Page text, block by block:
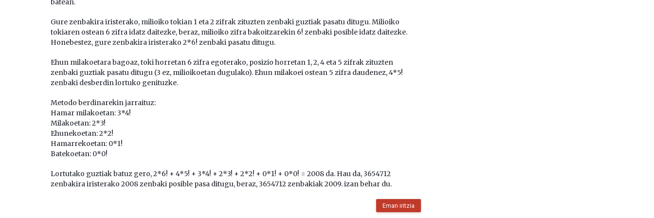
batean.
Gure zenbakira iristerako, milioiko tokian 1 eta 2 zifrak zituzten zenbaki guztiak pasatu ditugu. Milioiko
tokiaren ostean 6 zifra idatz daitezke, beraz, milioiko zifra bakoitzarekin 6! zenbaki posible idatz daitezke.
Honebestez, gure zenbakira iristerako 2*6! zenbaki pasatu ditugu.
Ehun milakoetara bagoaz, toki horretan 6 zifra egoterako, posizio horretan 1, 2, 4 eta 5 zifrak zituzten
zenbaki guztiak pasatu ditugu (3 ez, milioikoetan dugulako). Ehun milakoei ostean 5 zifra daudenez, 4*5!
zenbaki desberdin lortuko genituzke.
Metodo berdinarekin jarraituz:
Hamar milakoetan: 3*4!
Milakoetan: 2*3!
Ehunekoetan: 2*2!
Hamarrekoetan: 0*1!
Batekoetan: 0*0!
Lortutako guztiak batuz gero, 2*6! + 4*5! + 3*4! + 2*3! + 2*2! + 0*1! + 0*0! = 2008 da. Hau da, 3654712
zenbakira iristerako 2008 zenbaki posible pasa ditugu, beraz, 3654712 zenbakiak 2009. izan behar du.
Eman iritzia